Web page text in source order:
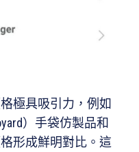
極具吸引力，例如
）手袋仿製品和
形成鮮明對比。這